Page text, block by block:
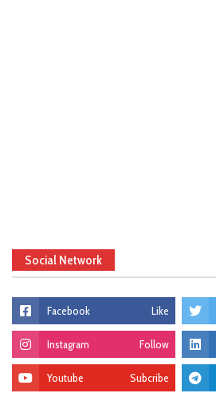
Social Network
Facebook Like
Instagram Follow
Youtube Subcribe